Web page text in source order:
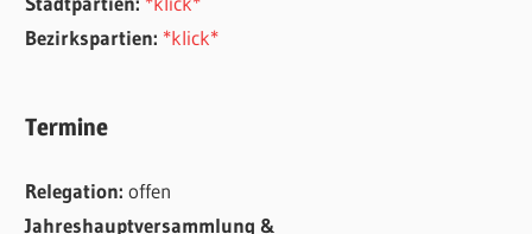
Bezirkspartien: *klick*
Termine
Relegation:offen
Jahreshauptversammlung &